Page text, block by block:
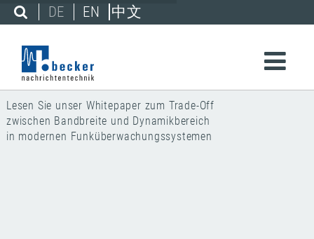
DE EN 中文
Drahtlose Resilienz
Lesen Sie unser Whitepaper zum Trade-Off
zwischen Bandbreite und Dynamikbereich
in modernen Funküberwachungssystemen